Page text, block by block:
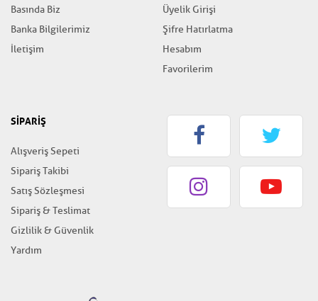
Basında Biz
Banka Bilgilerimiz
İletişim
Üyelik Girişi
Şifre Hatırlatma
Hesabım
Favorilerim
SİPARİŞ
Alışveriş Sepeti
Sipariş Takibi
Satış Sözleşmesi
Sipariş & Teslimat
Gizlilik & Güvenlik
Yardım